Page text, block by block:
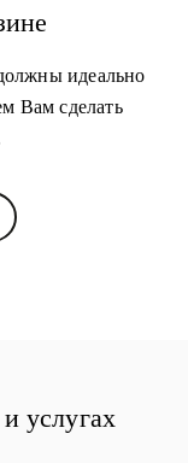
идеально
Вам сделать
in New Tab
услугах